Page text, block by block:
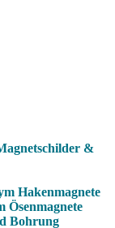
&
Hakenmagnete
Ösenmagnete